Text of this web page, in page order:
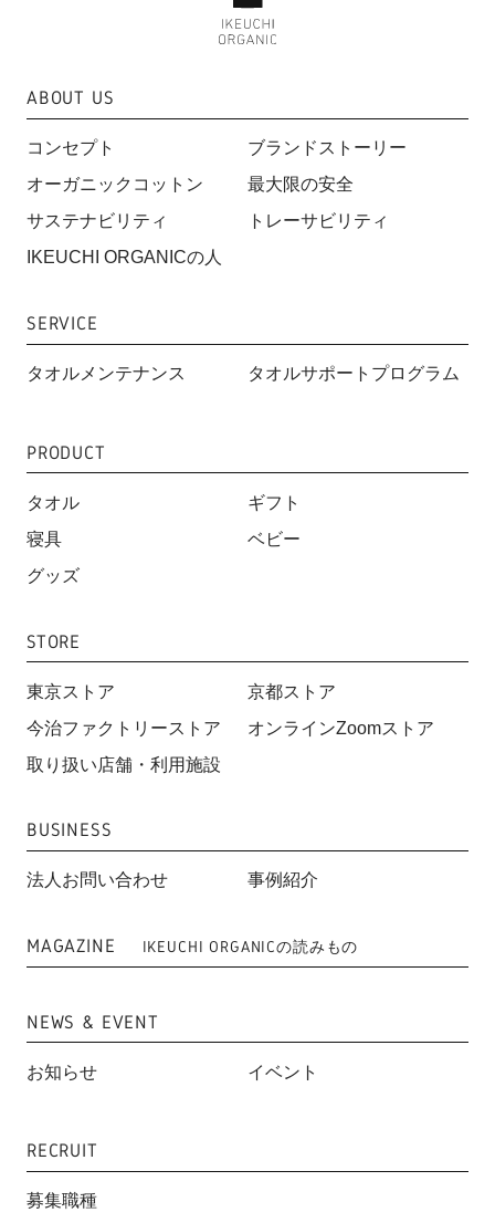
ABOUT US
コンセプト
ブランドストーリー
オーガニックコットン
最大限の安全
サステナビリティ
トレーサビリティ
IKEUCHI ORGANICの人
SERVICE
タオルメンテナンス タオルサポートプログラム
PRODUCT
タオル
ギフト
寝具
ベビー
グッズ
STORE
東京ストア
京都ストア
今治ファクトリーストア
オンラインZoomストア
取り扱い店舗・利用施設
BUSINESS
法人お問い合わせ 事例紹介
MAGAZINE IKEUCHI ORGANICの読みもの
NEWS & EVENT
お知らせ イベント
RECRUIT
募集職種